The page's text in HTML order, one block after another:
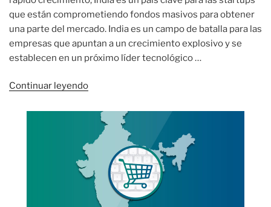
que están comprometiendo fondos masivos para obtener
una parte del mercado. India es un campo de batalla para las
empresas que apuntan a un crecimiento explosivo y se
establecen en un próximo líder tecnológico …
Continuar leyendo«Top
startups
indias
mejor
financiadas
2019»